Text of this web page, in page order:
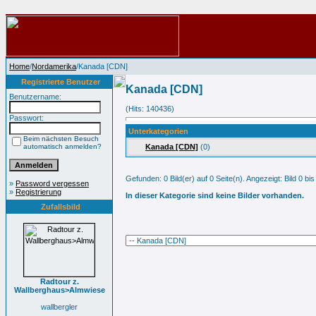
Home/Nordamerika/Kanada [CDN]
Registrierte Benutzer
Benutzername:
Passwort:
Beim nächsten Besuch
automatisch anmelden?
» Password vergessen
» Registrierung
Zufallsbild
Radtour z.
Wallberghaus>Almwiese
wallbergler
Kanada [CDN]
(Hits: 140436)
Unterkategorien
Kanada [CDN] (0)
Gefunden: 0 Bild(er) auf 0 Seite(n). Angezeigt: Bild 0 bis
In dieser Kategorie sind keine Bilder vorhanden.